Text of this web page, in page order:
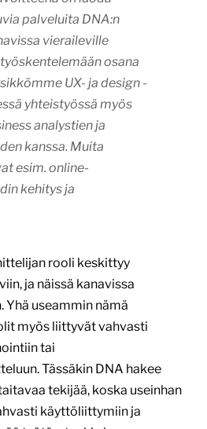
palveluita DNA:n
vieraileville
osana
UX- ja design -
yhteistyössä myös
analystien ja
kanssa. Muita
esim. online-
kehitys ja
rooli keskittyy
ja näissä kanavissa
useammin nämä
myös liittyvät vahvasti
tai
Tässäkin DNA hakee
tekijää, koska useinhan
käyttöliittymiin ja